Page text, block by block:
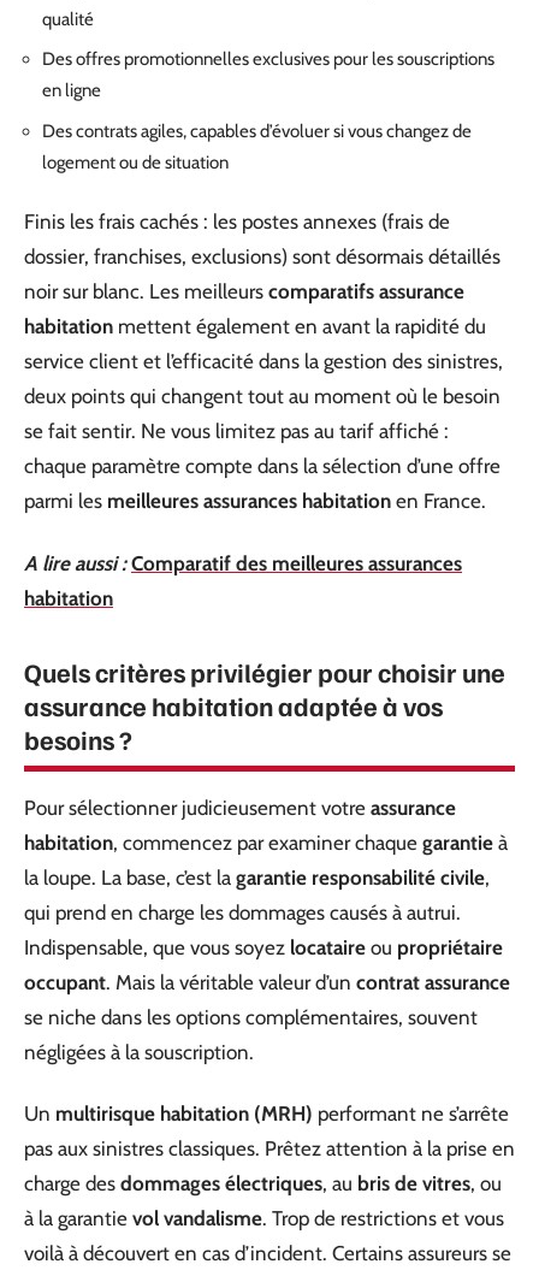
qualité
Des offres promotionnelles exclusives pour les souscriptions
en ligne
Des contrats agiles, capables d’évoluer si vous changez de
logement ou de situation
Finis les frais cachés : les postes annexes (frais de
dossier, franchises, exclusions) sont désormais détaillés
noir sur blanc. Les meilleurs comparatifs assurance
habitation mettent également en avant la rapidité du
service client et l’efficacité dans la gestion des sinistres,
deux points qui changent tout au moment où le besoin
se fait sentir. Ne vous limitez pas au tarif affiché :
chaque paramètre compte dans la sélection d’une offre
parmi les meilleures assurances habitation en France.
A lire aussi : Comparatif des meilleures assurances
habitation
Quels critères privilégier pour choisir une
assurance habitation adaptée à vos
besoins ?
Pour sélectionner judicieusement votre assurance
habitation, commencez par examiner chaque garantie à
la loupe. La base, c’est la garantie responsabilité civile,
qui prend en charge les dommages causés à autrui.
Indispensable, que vous soyez locataire ou propriétaire
occupant. Mais la véritable valeur d’un contrat assurance
se niche dans les options complémentaires, souvent
négligées à la souscription.
Un multirisque habitation (MRH) performant ne s’arrête
pas aux sinistres classiques. Prêtez attention à la prise en
charge des dommages électriques, au bris de vitres, ou
à la garantie vol vandalisme. Trop de restrictions et vous
voilà à découvert en cas d’incident. Certains assureurs se